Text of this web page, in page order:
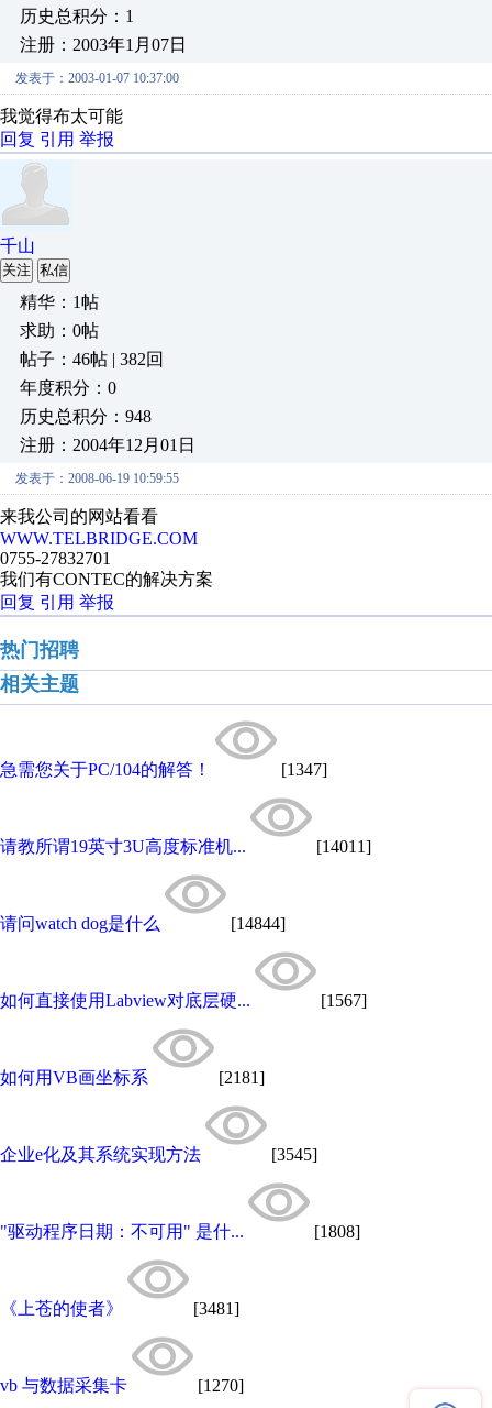
历史总积分：1
注册：2003年1月07日
发表于：2003-01-07 10:37:00
我觉得布太可能
回复 引用 举报
千山
关注 私信
精华：1帖
求助：0帖
帖子：46帖 | 382回
年度积分：0
历史总积分：948
注册：2004年12月01日
发表于：2008-06-19 10:59:55
来我公司的网站看看
WWW.TELBRIDGE.COM
0755-27832701
我们有CONTEC的解决方案
回复 引用 举报
热门招聘
相关主题
急需您关于PC/104的解答！ [1347]
请教所谓19英寸3U高度标准机... [14011]
请问watch dog是什么 [14844]
如何直接使用Labview对底层硬... [1567]
如何用VB画坐标系 [2181]
企业e化及其系统实现方法 [3545]
"驱动程序日期：不可用" 是什... [1808]
《上苍的使者》 [3481]
vb 与数据采集卡 [1270]